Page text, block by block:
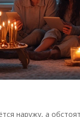
наружу, а